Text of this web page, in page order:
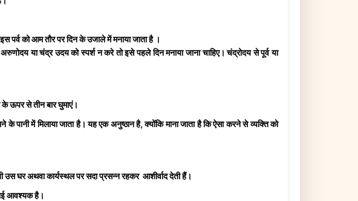
पर्व को आम तौर पर दिन के उजाले में मनाया जाता है ।
या चंद्र उदय को स्पर्श न करे तो इसे पहले दिन मनाया जाना चाहिए। चंद्रोदय से पूर्व या
ऊपर से तीन बार घुमाएं।
पानी में मिलाया जाता है। यह एक अनुष्ठान है, क्योंकि माना जाता है कि ऐसा करने से व्यक्ति को
घर अथवा कार्यस्थल पर सदा प्रसन्न रहकर आशीर्वाद देती हैं।
आवश्यक है।